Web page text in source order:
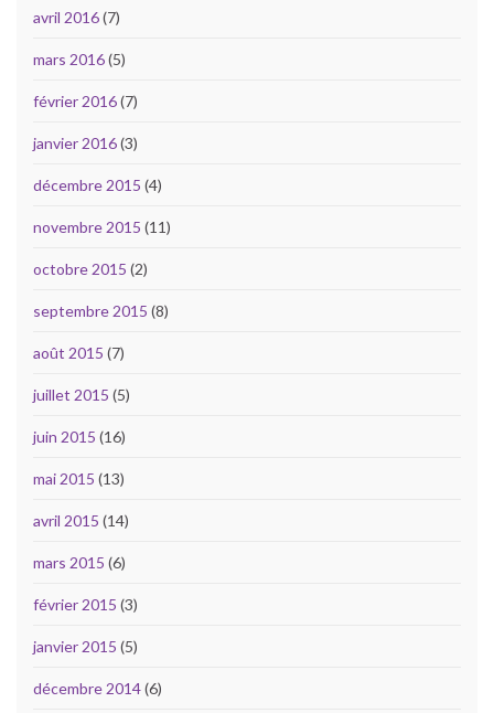
avril 2016(7)
mars 2016(5)
février 2016(7)
janvier 2016(3)
décembre 2015 (4)
novembre 2015 (11)
octobre 2015 (2)
septembre 2015 (8)
août 2015 (7)
juillet 2015 (5)
juin 2015 (16)
mai 2015 (13)
avril 2015 (14)
mars 2015 (6)
février 2015 (3)
janvier 2015 (5)
décembre 2014(6)